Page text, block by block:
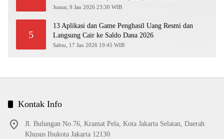
Jumat, 9 Jan 2026 23:30 WIB
5
13 Aplikasi dan Game Penghasil Uang Resmi dan
Langsung Cair ke Saldo Dana 2026
Sabtu, 17 Jan 2026 19:45 WIB
Kontak Info
Jl. Bulungan No.76, Kramat Pela, Kota Jakarta Selatan, Daerah
Khusus Ibukota Jakarta 12130